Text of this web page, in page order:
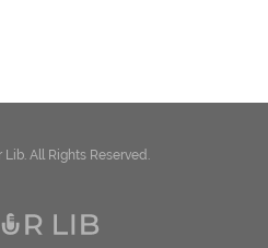
Lib. All Rights Reserved.